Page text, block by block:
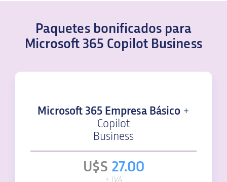
Paquetes bonificados para
Microsoft 365 Copilot Business
Microsoft 365 Empresa Básico +
Copilot
Business
U$S 27.00
+ IVA